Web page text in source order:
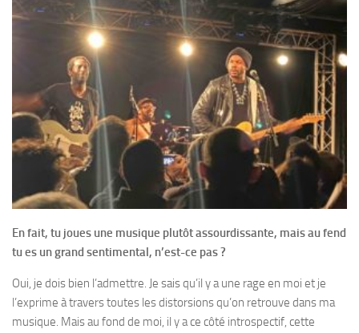
En fait, tu joues une musique plutôt assourdissante, mais au fend
tu es un grand sentimental, n’est-ce pas ?
Oui, je dois bien l’admettre. Je sais qu’il y a une rage en moi et je
l’exprime à travers toutes les distorsions qu’on retrouve dans ma
musique. Mais au fond de moi, il y a ce côté introspectif, cette